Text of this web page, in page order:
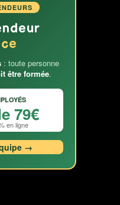
: toute personne
être formée.
79€
en ligne
→